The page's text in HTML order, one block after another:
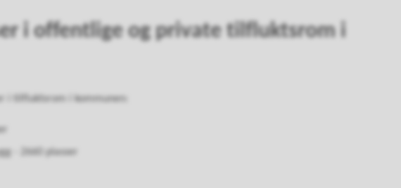
i offentlige og private tilfluktsrom i
i tilfluktsrom i kommunen:
- 2660 plasser